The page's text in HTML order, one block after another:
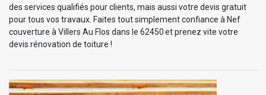
des services qualifiés pour clients, mais aussi votre devis gratuit
pour tous vos travaux. Faites tout simplement confiance à Nef
couverture à Villers Au Flos dans le 62450 et prenez vite votre
devis rénovation de toiture !